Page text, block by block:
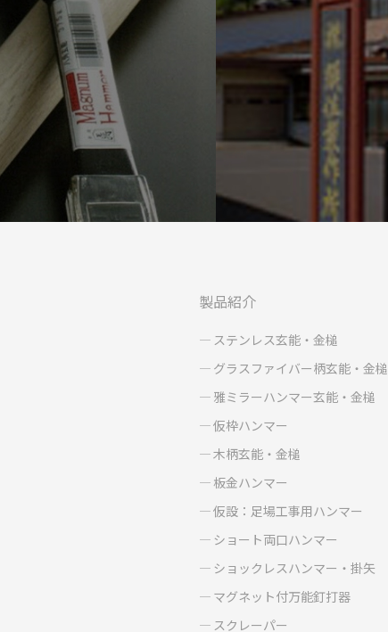
製品紹介
ステンレス玄能・金槌
グラスファイバー柄玄能・金槌
雅ミラーハンマー玄能・金槌
仮枠ハンマー
木柄玄能・金槌
板金ハンマー
仮設：足場工事用ハンマー
ショート両口ハンマー
ショックレスハンマー・掛矢
マグネット付万能釘打器
スクレーパー